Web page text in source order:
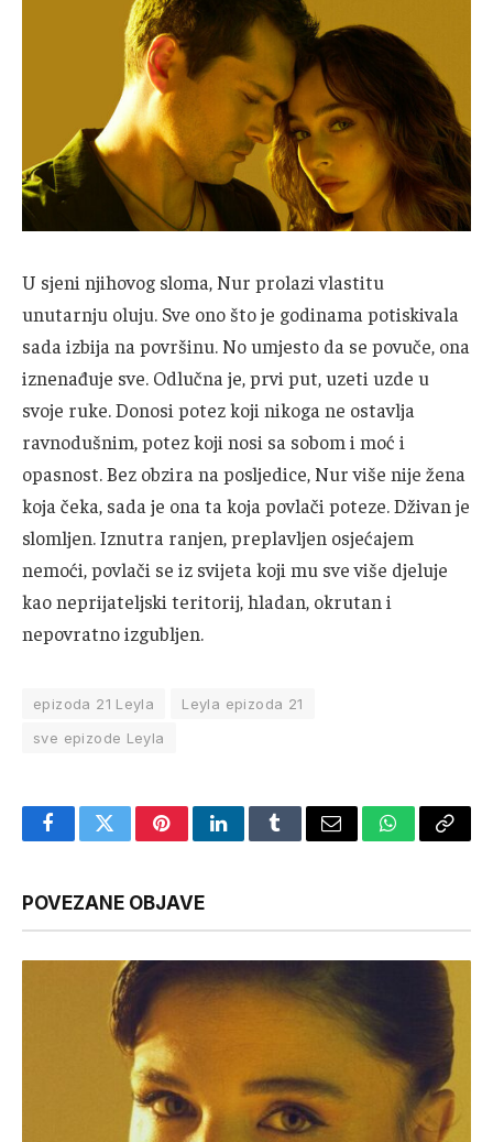
U sjeni njihovog sloma, Nur prolazi vlastitu
unutarnju oluju. Sve ono što je godinama potiskivala
sada izbija na površinu. No umjesto da se povuče, ona
iznenađuje sve. Odlučna je, prvi put, uzeti uzde u
svoje ruke. Donosi potez koji nikoga ne ostavlja
ravnodušnim, potez koji nosi sa sobom i moć i
opasnost. Bez obzira na posljedice, Nur više nije žena
koja čeka, sada je ona ta koja povlači poteze. Dživan je
slomljen. Iznutra ranjen, preplavljen osjećajem
nemoći, povlači se iz svijeta koji mu sve više djeluje
kao neprijateljski teritorij, hladan, okrutan i
nepovratno izgubljen.
epizoda 21 Leyla
Leyla epizoda 21
sve epizode Leyla
FacebookTwitterPinterestLinkedInTumblrEmail WhatsApp
Copy
POVEZANE OBJAVE